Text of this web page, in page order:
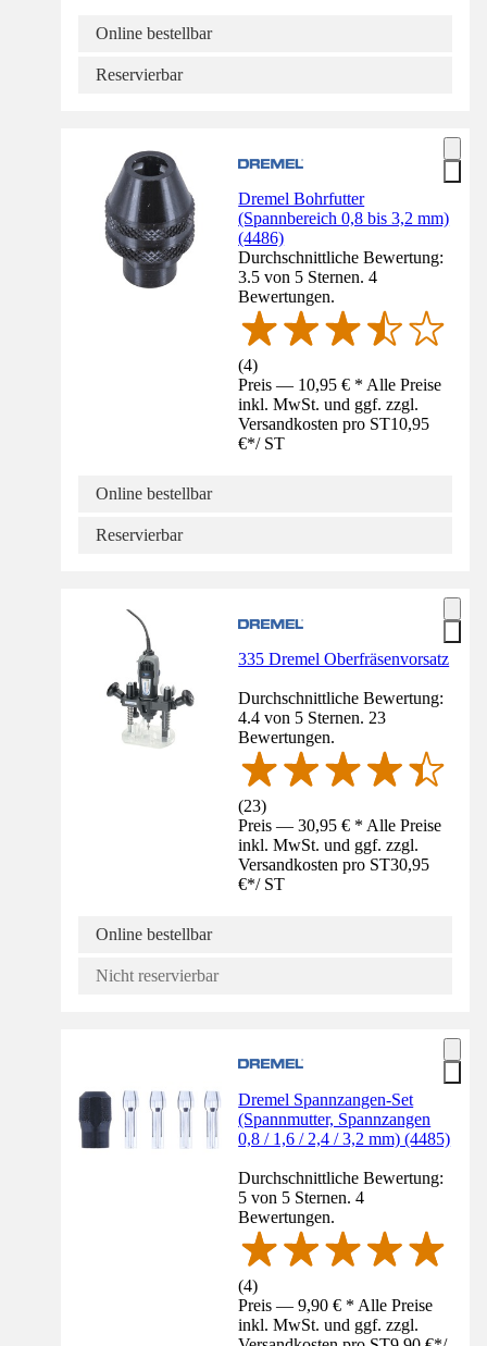
Online bestellbar
Reservierbar
Dremel Bohrfutter
(Spannbereich 0,8 bis 3,2 mm)
(4486)
Durchschnittliche Bewertung:
3.5 von 5 Sternen. 4
Bewertungen.
(4)
Preis — 10,95 € * Alle Preise
inkl. MwSt. und ggf. zzgl.
Versandkosten pro ST10,95
€*/ ST
Online bestellbar
Reservierbar
335 Dremel Oberfräsenvorsatz
Durchschnittliche Bewertung:
4.4 von 5 Sternen. 23
Bewertungen.
(23)
Preis — 30,95 € * Alle Preise
inkl. MwSt. und ggf. zzgl.
Versandkosten pro ST30,95
€*/ ST
Online bestellbar
Nicht reservierbar
Dremel Spannzangen-Set
(Spannmutter, Spannzangen
0,8 / 1,6 / 2,4 / 3,2 mm) (4485)
Durchschnittliche Bewertung:
5 von 5 Sternen. 4
Bewertungen.
(4)
Preis — 9,90 € * Alle Preise
inkl. MwSt. und ggf. zzgl.